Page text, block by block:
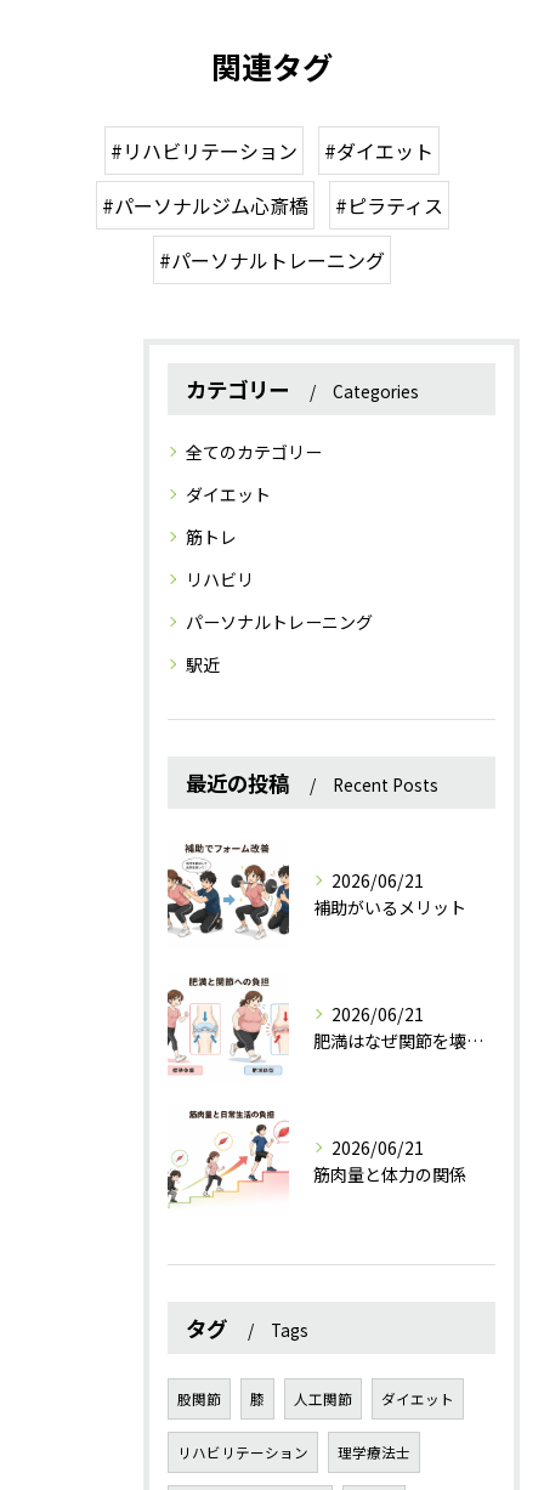
関連タグ
#リハビリテーション
#ダイエット
#パーソナルジム心斎橋
#ピラティス
#パーソナルトレーニング
カテゴリー Categories
全てのカテゴリー
ダイエット
筋トレ
リハビリ
パーソナルトレーニング
駅近
最近の投稿 Recent Posts
2026/06/21
補助がいるメリット
2026/06/21
肥満はなぜ関節を壊すのか？
2026/06/21
筋肉量と体力の関係
タグ Tags
股関節 膝 人工関節 ダイエット
リハビリテーション 理学療法士